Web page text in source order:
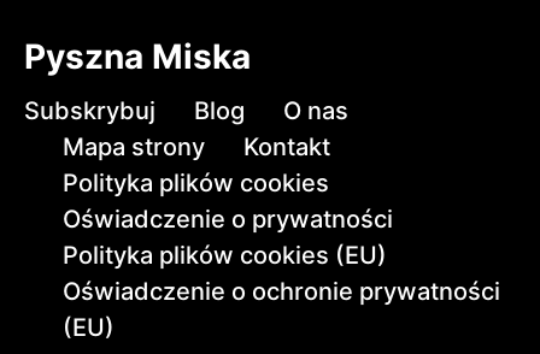
Pyszna Miska
Subskrybuj Blog
O nas
Mapa strony
Kontakt
Polityka plików cookies
Oświadczenie o prywatności
Polityka plików cookies (EU)
Oświadczenie o ochronie prywatności
(EU)